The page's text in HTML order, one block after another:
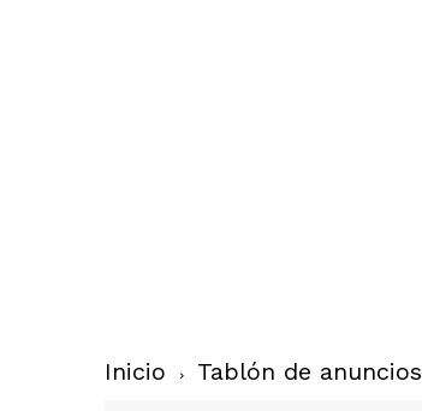
Inicio Tablón de anuncios